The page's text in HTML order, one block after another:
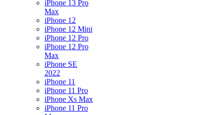
iPhone 13 Pro
Max
iPhone 12
iPhone 12 Mini
iPhone 12 Pro
iPhone 12 Pro
Max
iPhone SE
2022
iPhone 11
iPhone 11 Pro
iPhone Xs Max
iPhone 11 Pro